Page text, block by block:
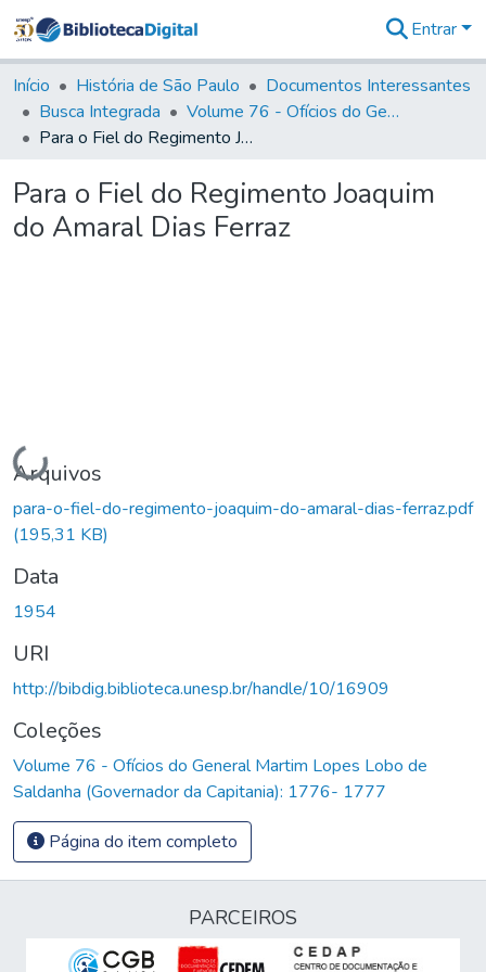
&
Coleções
Tudo na
Biblioteca
Estatísticas
Entrar
Início História de São Paulo
Documentos Interessantes
Busca Integrada
Volume 76 - Ofícios do General Martim Lopes Lobo de Saldanha (Governador da Capitania): 1776- 1777
Para o Fiel do Regimento Joaquim do Amaral Dias Ferraz
Para o Fiel do Regimento Joaquim
do Amaral Dias Ferraz
Carregando...
Arquivos
para-o-fiel-do-regimento-joaquim-do-amaral-dias-ferraz.pdf
(195,31 KB)
Data
1954
URI
http://bibdig.biblioteca.unesp.br/handle/10/16909
Coleções
Volume 76 - Ofícios do General Martim Lopes Lobo de
Saldanha (Governador da Capitania): 1776- 1777
Página do item completo
PARCEIROS